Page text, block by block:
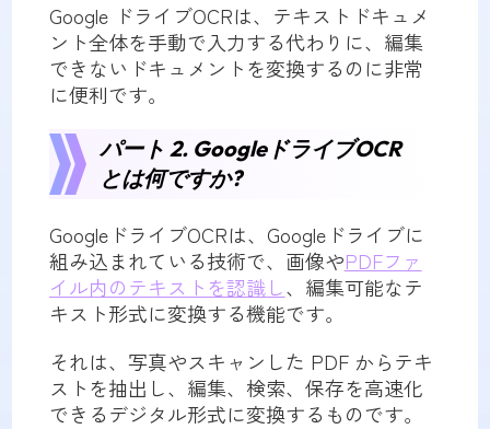
Google ドライブOCRは、テキストドキュメ
ント全体を手動で入力する代わりに、編集
できないドキュメントを変換するのに非常
に便利です。
パート 2. GoogleドライブOCR
とは何ですか?
GoogleドライブOCRは、Googleドライブに
組み込まれている技術で、画像やPDFファ
イル内のテキストを認識し、編集可能なテ
キスト形式に変換する機能です。
それは、写真やスキャンした PDF からテキ
ストを抽出し、編集、検索、保存を高速化
できるデジタル形式に変換するものです。